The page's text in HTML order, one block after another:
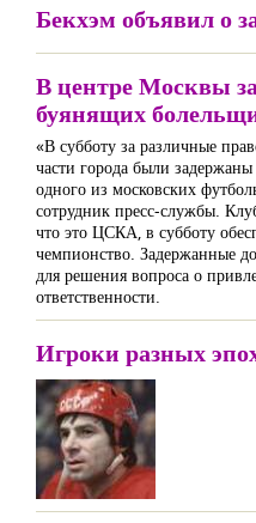
Бекхэм объявил о
В центре Москвы
буянящих
«В субботу за различные
части города были
одного из московских
сотрудник пресс-службы.
что это ЦСКА, в субботу
чемпионство. Задержанные
для решения вопроса о
ответственности.
Игроки разных